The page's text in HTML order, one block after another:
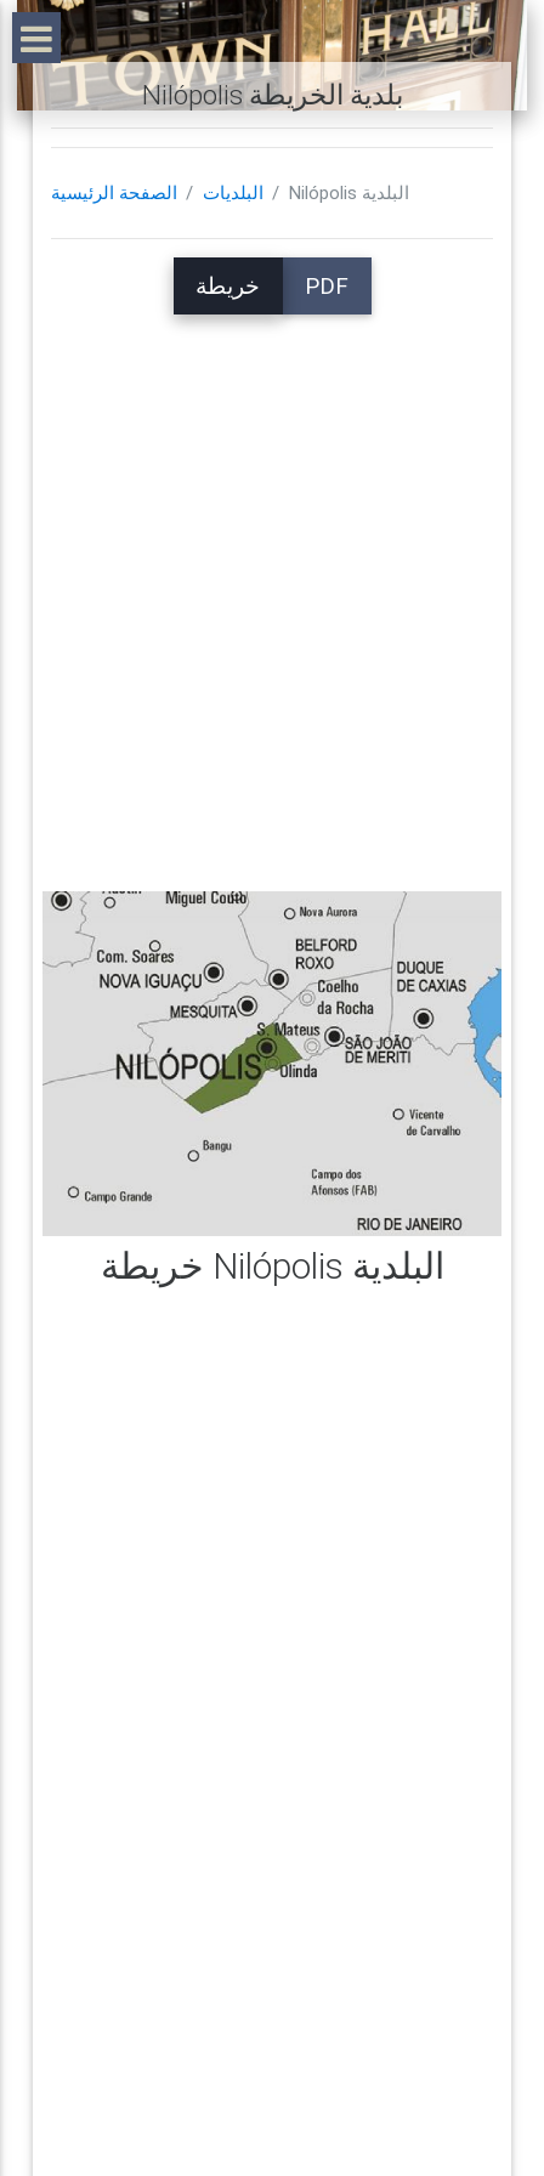
Nilópolis بلدية الخريطة
الصفحة الرئيسية البلديات Nilópolis البلدية
خريطة PDF
خريطة Nilópolis البلدية